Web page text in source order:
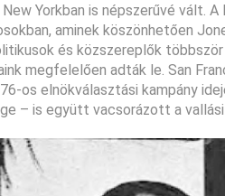
Yorkban is népszerűvé vált.
aminek köszönhetően
és közszereplők
megfelelően adták le. San
os elnökválasztási kampány
– is együtt vacsorázott a